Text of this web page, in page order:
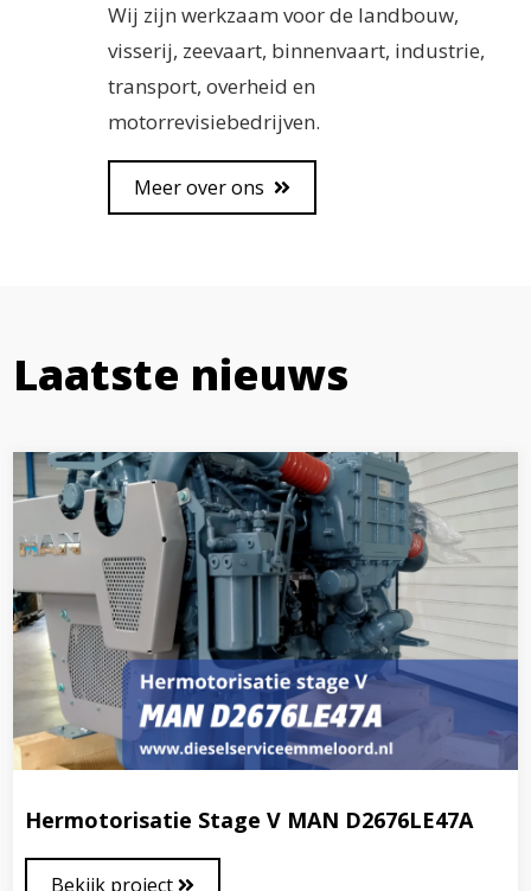
Wij zijn werkzaam voor de landbouw,
visserij, zeevaart, binnenvaart, industrie,
transport, overheid en
motorrevisiebedrijven.
Meer over ons
Laatste nieuws
Hermotorisatie Stage V MAN D2676LE47A
Bekijk project